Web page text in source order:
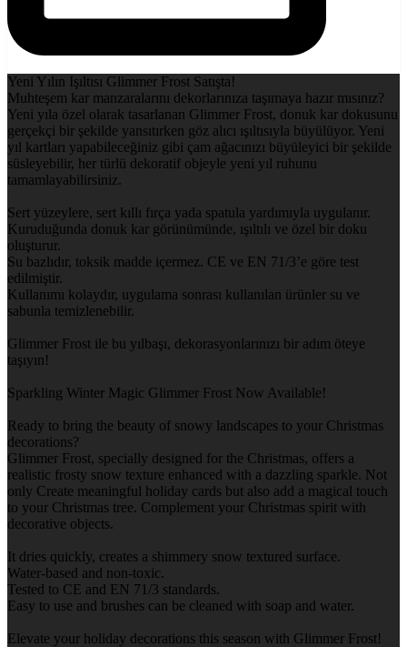
Yeni Yılın Işıltısı Glimmer Frost Satışta!
Muhteşem kar manzaralarını dekorlarınıza taşımaya hazır mısınız?
Yeni yıla özel olarak tasarlanan Glimmer Frost, donuk kar dokusunu
gerçekçi bir şekilde yansıtırken göz alıcı ışıltısıyla büyülüyor. Yeni
yıl kartları yapabileceğiniz gibi çam ağacınızı büyüleyici bir şekilde
süsleyebilir, her türlü dekoratif objeyle yeni yıl ruhunu
tamamlayabilirsiniz.
Sert yüzeylere, sert kıllı fırça yada spatula yardımıyla uygulanır.
Kuruduğunda donuk kar görünümünde, ışıltılı ve özel bir doku
oluşturur.
Su bazlıdır, toksik madde içermez. CE ve EN 71/3’e göre test
edilmiştir.
Kullanımı kolaydır, uygulama sonrası kullanılan ürünler su ve
sabunla temizlenebilir.
Glimmer Frost ile bu yılbaşı, dekorasyonlarınızı bir adım öteye
taşıyın!
Sparkling Winter Magic Glimmer Frost Now Available!
Ready to bring the beauty of snowy landscapes to your Christmas
decorations?
Glimmer Frost, specially designed for the Christmas, offers a
realistic frosty snow texture enhanced with a dazzling sparkle. Not
only Create meaningful holiday cards but also add a magical touch
to your Christmas tree. Complement your Christmas spirit with
decorative objects.
It dries quickly, creates a shimmery snow textured surface.
Water-based and non-toxic.
Tested to CE and EN 71/3 standards.
Easy to use and brushes can be cleaned with soap and water.
Elevate your holiday decorations this season with Glimmer Frost!